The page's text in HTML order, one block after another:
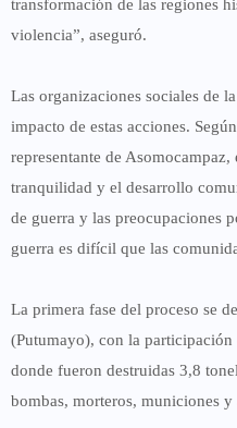
transformación de las regiones
violencia”, aseguró.
Las organizaciones sociales de
impacto de estas acciones. Según
representante de
tranquilidad y el desarrollo
de guerra y las preocupaciones
guerra es difícil que las
La primera fase del proceso se
(Putumayo), con la participación
donde fueron destruidas 3,8
bombas, morteros, municiones